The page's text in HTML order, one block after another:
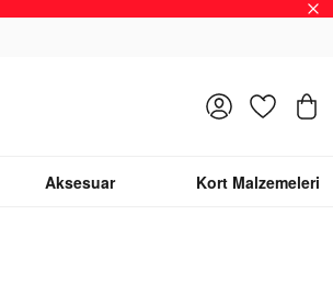
Giriş Yap
Aksesuar Kort Malzemeleri